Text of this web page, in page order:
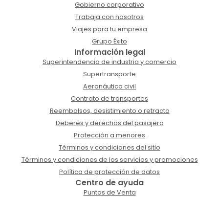
Gobierno corporativo
Trabaja con nosotros
Viajes para tu empresa
Grupo Éxito
Información legal
Superintendencia de industria y comercio
Supertransporte
Aeronáutica civil
Contrato de transportes
Reembolsos, desistimiento o retracto
Deberes y derechos del pasajero
Protección a menores
Términos y condiciones del sitio
Términos y condiciones de los servicios y promociones
Política de protección de datos
Centro de ayuda
Puntos de Venta